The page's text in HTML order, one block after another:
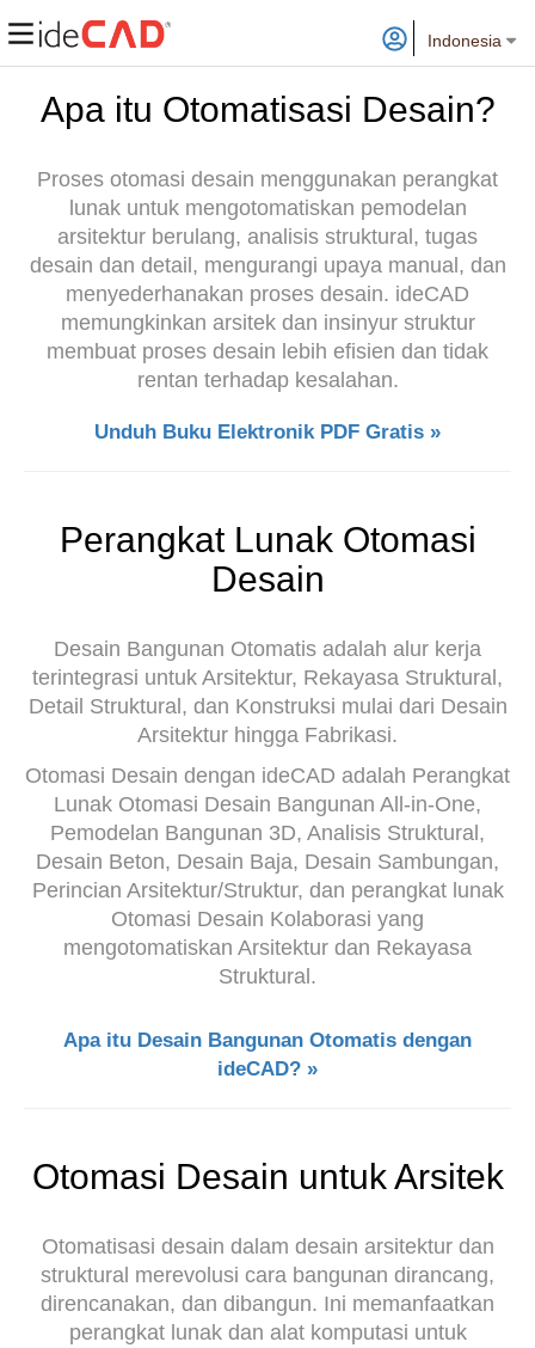
Indonesia
Apa itu Otomatisasi Desain?
Proses otomasi desain menggunakan perangkat
lunak untuk mengotomatiskan pemodelan
arsitektur berulang, analisis struktural, tugas
desain dan detail, mengurangi upaya manual, dan
menyederhanakan proses desain. ideCAD
memungkinkan arsitek dan insinyur struktur
membuat proses desain lebih efisien dan tidak
rentan terhadap kesalahan.
Unduh Buku Elektronik PDF Gratis »
Perangkat Lunak Otomasi
Desain
Desain Bangunan Otomatis adalah alur kerja
terintegrasi untuk Arsitektur, Rekayasa Struktural,
Detail Struktural, dan Konstruksi mulai dari Desain
Arsitektur hingga Fabrikasi.
Otomasi Desain dengan ideCAD adalah Perangkat
Lunak Otomasi Desain Bangunan All-in-One,
Pemodelan Bangunan 3D, Analisis Struktural,
Desain Beton, Desain Baja, Desain Sambungan,
Perincian Arsitektur/Struktur, dan perangkat lunak
Otomasi Desain Kolaborasi yang
mengotomatiskan Arsitektur dan Rekayasa
Struktural.
Apa itu Desain Bangunan Otomatis dengan
ideCAD? »
Otomasi Desain untuk Arsitek
Otomatisasi desain dalam desain arsitektur dan
struktural merevolusi cara bangunan dirancang,
direncanakan, dan dibangun. Ini memanfaatkan
perangkat lunak dan alat komputasi untuk